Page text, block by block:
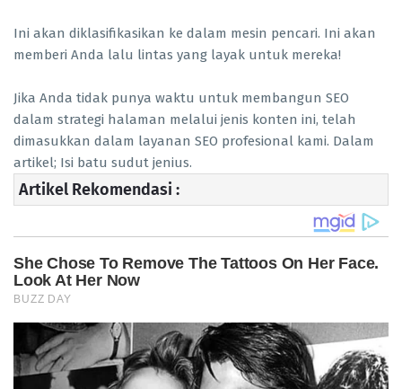
Ini akan diklasifikasikan ke dalam mesin pencari. Ini akan
memberi Anda lalu lintas yang layak untuk mereka!
Jika Anda tidak punya waktu untuk membangun SEO
dalam strategi halaman melalui jenis konten ini, telah
dimasukkan dalam layanan SEO profesional kami. Dalam
artikel; Isi batu sudut jenius.
Artikel Rekomendasi :